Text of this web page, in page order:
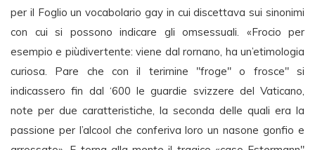
per il Foglio un vocabolario gay in cui discettava sui sinonimi
con cui si possono indicare gli omsessuali. «Frocio per
esempio e piùdivertente: viene dal rornano, ha un’etimologia
curiosa. Pare che con il terirnine "froge" o frosce" si
indicassero fin dal ‘600 le guardie svizzere del Vaticano,
note per due caratteristiche, la seconda delle quali era la
passione per l’alcool che conferiva loro un nasone gonfio e